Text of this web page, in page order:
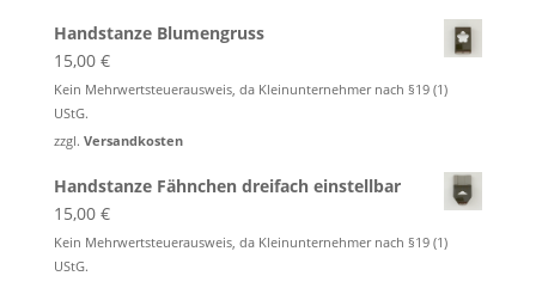
Handstanze Blumengruss
15,00 €
Kein Mehrwertsteuerausweis, da Kleinunternehmer nach §19 (1)
UStG.
zzgl. Versandkosten
Handstanze Fähnchen dreifach einstellbar
15,00 €
Kein Mehrwertsteuerausweis, da Kleinunternehmer nach §19 (1)
UStG.